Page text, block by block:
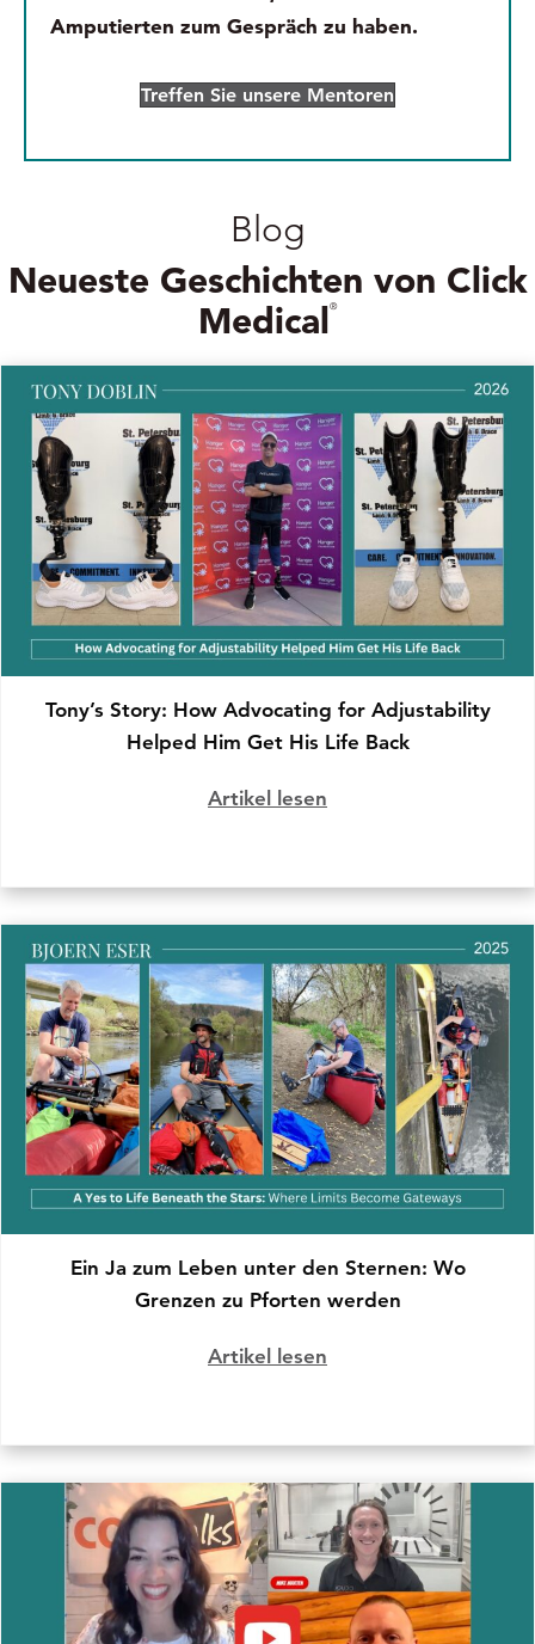
Amputierten zum Gespräch zu haben.
Treffen Sie unsere Mentoren
Blog
Neueste Geschichten von Click
Medical®
Tony’s Story: How Advocating for Adjustability
Helped Him Get His Life Back
Artikel lesen
Ein Ja zum Leben unter den Sternen: Wo
Grenzen zu Pforten werden
Artikel lesen